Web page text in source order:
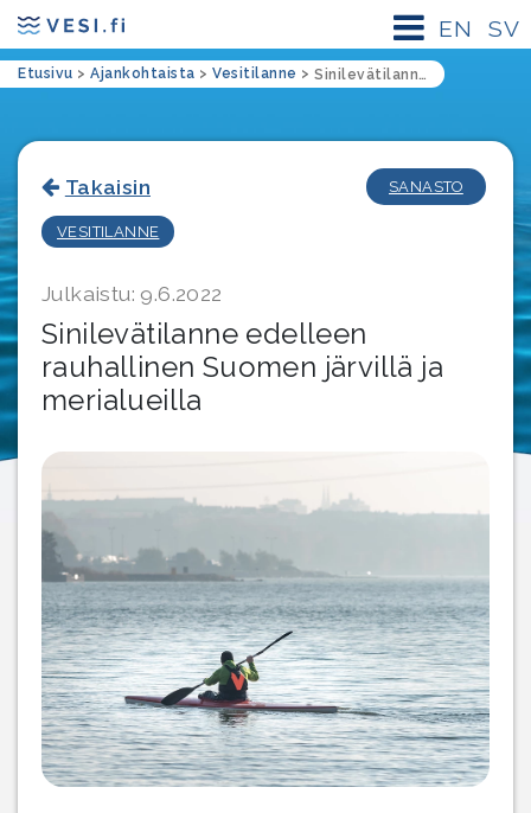
SV
EN
Etusivu > Ajankohtaista > Vesitilanne > Sinilevätilanne edelleen rauhallinen Suomen järvillä ja merialueilla
Takaisin
VESITILANNE
Julkaistu: 9.6.2022
Sinilevätilanne edelleen
rauhallinen Suomen järvillä ja
merialueilla
SANASTO